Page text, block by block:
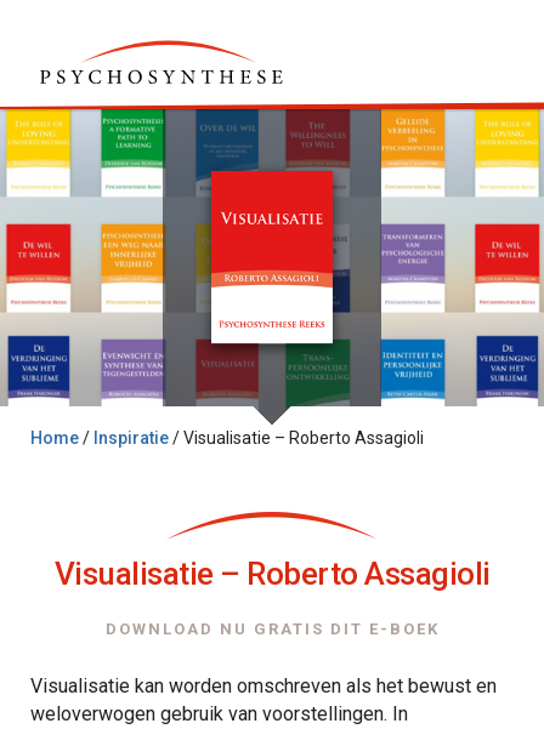
Home/ Inspiratie/Visualisatie – Roberto Assagioli
Visualisatie – Roberto Assagioli
DOWNLOAD NU GRATIS DIT E-BOEK
Visualisatie kan worden omschreven als het bewust en
weloverwogen gebruik van voorstellingen. In